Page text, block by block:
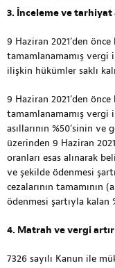
3. İnceleme ve
9 Haziran 2021’den
tamamlanamamış vergi
ilişkin hükümler saklı
9 Haziran 2021’den
tamamlanamamış vergi
asıllarının %50’sinin ve
üzerinden 9 Haziran
oranları esas alınarak
ve şekilde ödenmesi
cezalarının tamamının
ödenmesi şartıyla kalan
4. Matrah ve vergi
7326 sayılı Kanun ile